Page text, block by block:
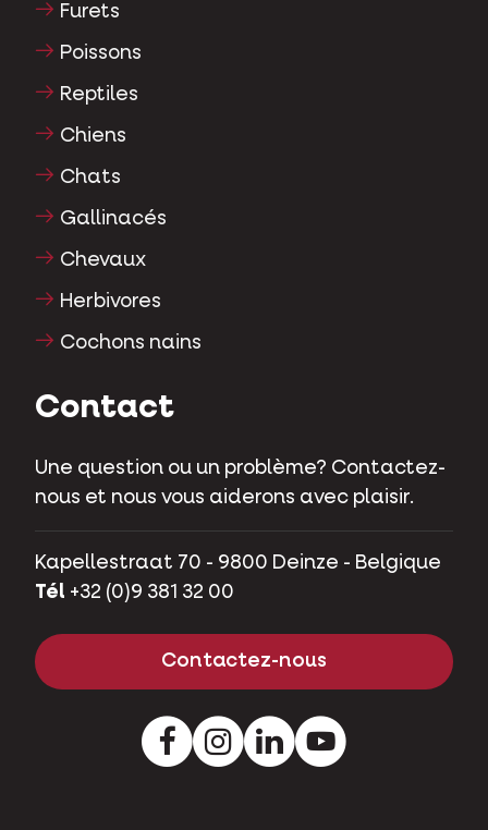
Furets
Poissons
Reptiles
Chiens
Chats
Gallinacés
Chevaux
Herbivores
Cochons nains
Contact
Une question ou un problème? Contactez-
nous et nous vous aiderons avec plaisir.
Kapellestraat 70 - 9800 Deinze - Belgique
Tél +32 (0)9 381 32 00
Contactez-nous
FacebookInstagramLinkedInYoutube